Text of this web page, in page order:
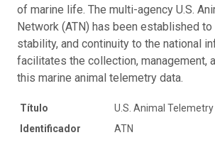
of marine life. The multi-agency U.S.
Network (ATN) has been established to
stability, and continuity to the national
facilitates the collection, management,
this marine animal telemetry data.
Título
U.S. Animal
Identificador
ATN